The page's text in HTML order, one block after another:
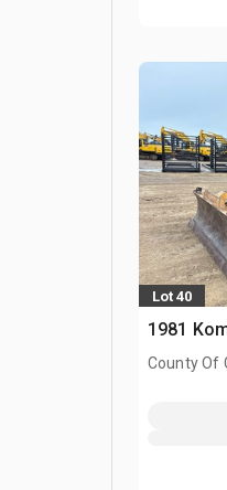
Lot 40
1981
County Of